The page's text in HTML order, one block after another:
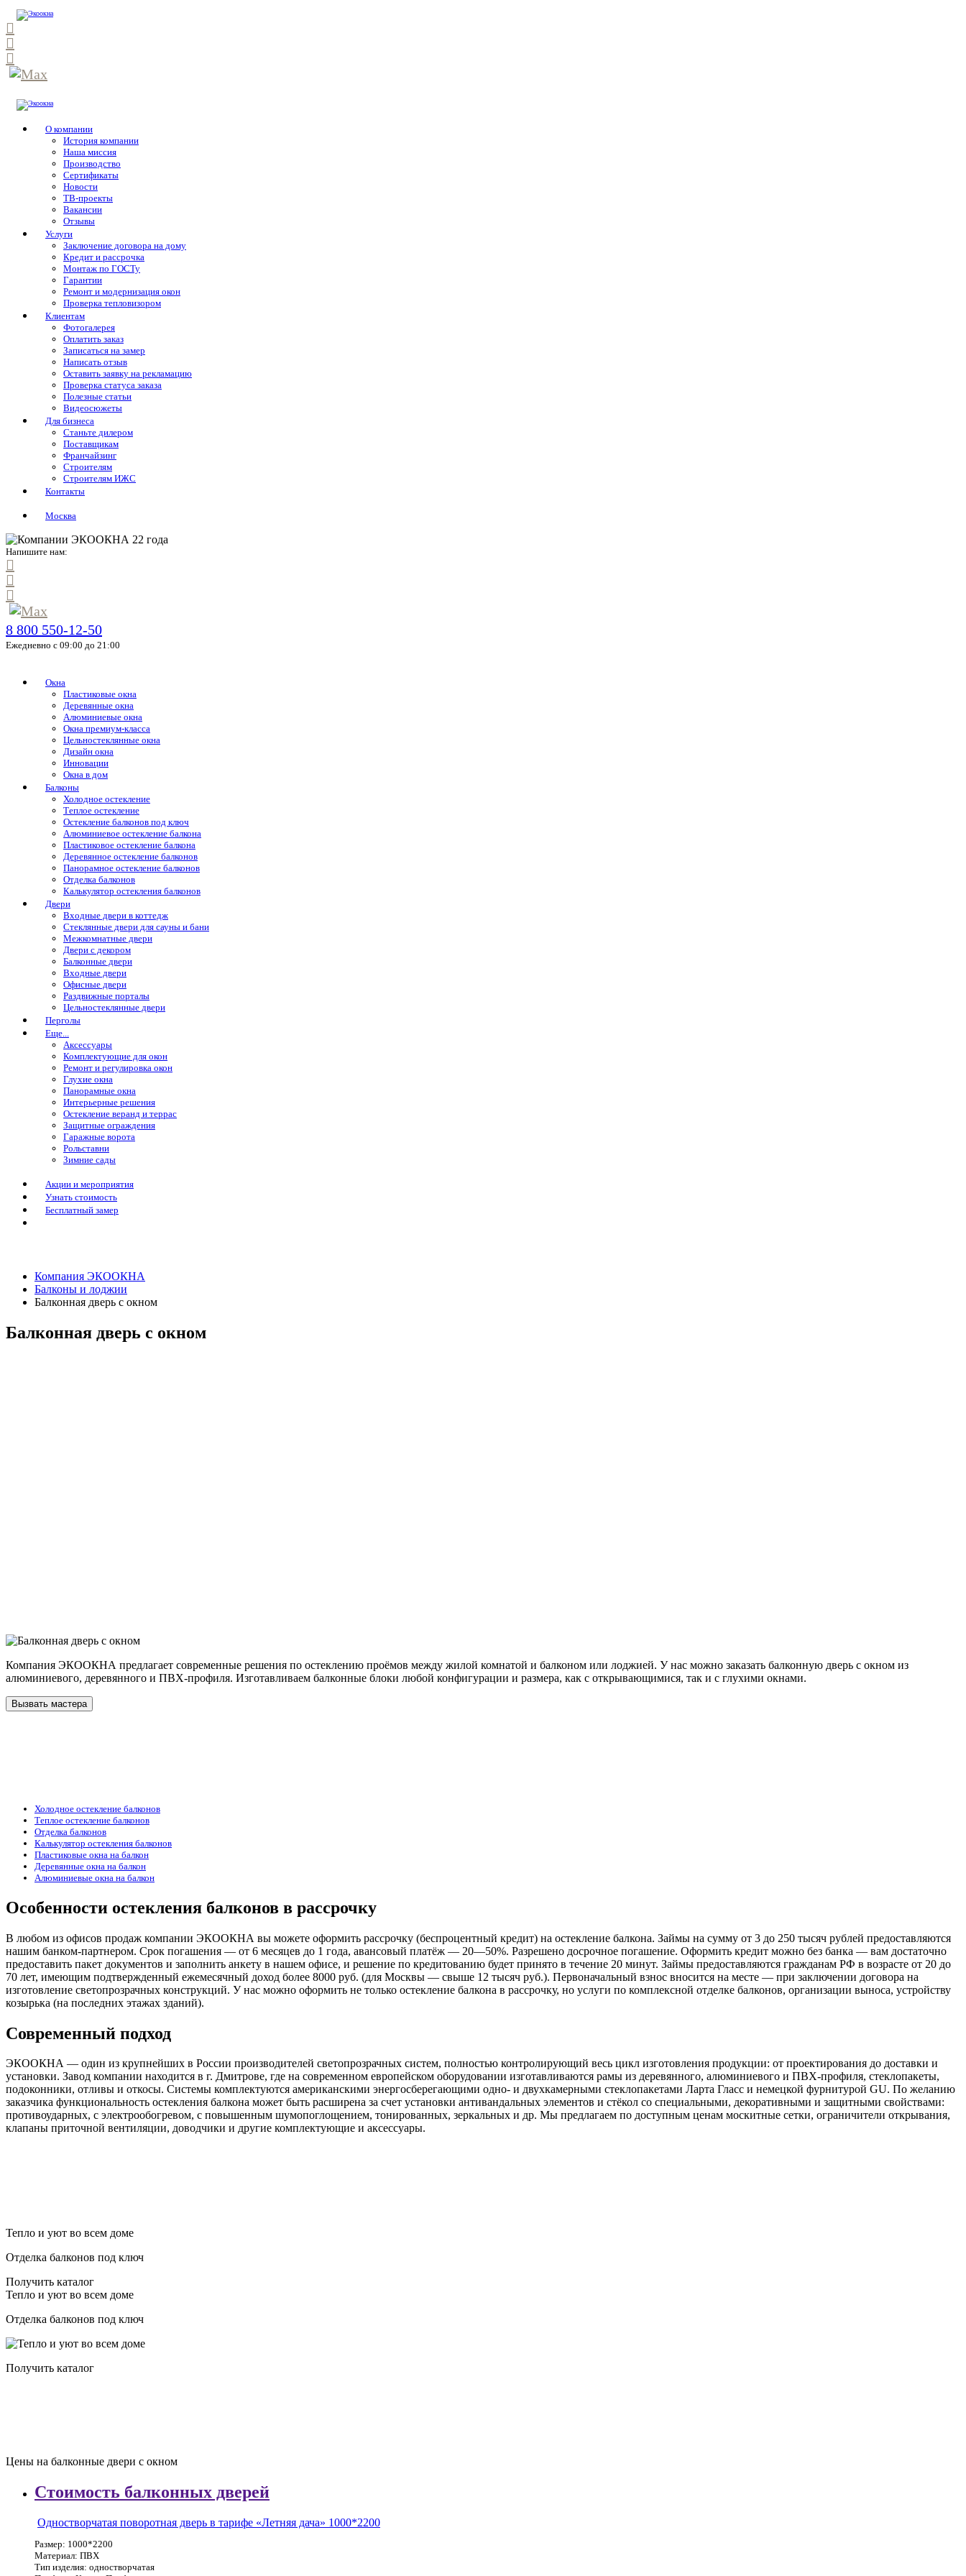
О компании
История компании
Наша миссия
Производство
Сертификаты
Новости
ТВ-проекты
Вакансии
Отзывы
Услуги
Заключение договора на дому
Кредит и рассрочка
Монтаж по ГОСТу
Гарантии
Ремонт и модернизация окон
Проверка тепловизором
Клиентам
Фотогалерея
Оплатить заказ
Записаться на замер
Написать отзыв
Оставить заявку на рекламацию
Проверка статуса заказа
Полезные статьи
Видеосюжеты
Для бизнеса
Станьте дилером
Поставщикам
Франчайзинг
Строителям
Строителям ИЖС
Контакты
Москва
Напишите нам:
8 800 550-12-50
Ежедневно с 09:00 до 21:00
Окна
Пластиковые окна
Деревянные окна
Алюминиевые окна
Окна премиум-класса
Цельностеклянные окна
Дизайн окна
Инновации
Окна в дом
Балконы
Холодное остекление
Теплое остекление
Остекление балконов под ключ
Алюминиевое остекление балкона
Пластиковое остекление балкона
Деревянное остекление балконов
Панорамное остекление балконов
Отделка балконов
Калькулятор остекления балконов
Двери
Входные двери в коттедж
Стеклянные двери для сауны и бани
Межкомнатные двери
Двери с декором
Балконные двери
Входные двери
Офисные двери
Раздвижные порталы
Цельностеклянные двери
Перголы
Еще...
Аксессуары
Комплектующие для окон
Ремонт и регулировка окон
Глухие окна
Панорамные окна
Интерьерные решения
Остекление веранд и террас
Защитные ограждения
Гаражные ворота
Рольставни
Зимние сады
Акции и мероприятия
Узнать стоимость
Бесплатный замер
Компания ЭКООКНА
Балконы и лоджии
Балконная дверь с окном
Балконная дверь с окном
Компания ЭКООКНА предлагает современные решения по остеклению проёмов между жилой комнатой и балконом или лоджией. У нас можно заказать балконную дверь с окном из
алюминиевого, деревянного и ПВХ-профиля. Изготавливаем балконные блоки любой конфигурации и размера, как с открывающимися, так и с глухими окнами.
Вызвать мастера
Холодное остекление балконов
Теплое остекление балконов
Отделка балконов
Калькулятор остекления балконов
Пластиковые окна на балкон
Деревянные окна на балкон
Алюминиевые окна на балкон
Особенности остекления балконов в рассрочку
В любом из офисов продаж компании ЭКООКНА вы можете оформить рассрочку (беспроцентный кредит) на остекление балкона. Займы на сумму от 3 до 250 тысяч рублей предоставляются
нашим банком-партнером. Срок погашения — от 6 месяцев до 1 года, авансовый платёж — 20—50%. Разрешено досрочное погашение. Оформить кредит можно без банка — вам достаточно
предоставить пакет документов и заполнить анкету в нашем офисе, и решение по кредитованию будет принято в течение 20 минут. Займы предоставляются гражданам РФ в возрасте от 20 до
70 лет, имеющим подтвержденный ежемесячный доход более 8000 руб. (для Москвы — свыше 12 тысяч руб.). Первоначальный взнос вносится на месте — при заключении договора на
изготовление светопрозрачных конструкций. У нас можно оформить не только остекление балкона в рассрочку, но услуги по комплексной отделке балконов, организации выноса, устройству
козырька (на последних этажах зданий).
Современный подход
ЭКООКНА — один из крупнейших в России производителей светопрозрачных систем, полностью контролирующий весь цикл изготовления продукции: от проектирования до доставки и
установки. Завод компании находится в г. Дмитрове, где на современном европейском оборудовании изготавливаются рамы из деревянного, алюминиевого и ПВХ-профиля, стеклопакеты,
подоконники, отливы и откосы. Системы комплектуются американскими энергосберегающими одно- и двухкамерными стеклопакетами Ларта Гласс и немецкой фурнитурой GU. По желанию
заказчика функциональность остекления балкона может быть расширена за счет установки антивандальных элементов и стёкол со специальными, декоративными и защитными свойствами:
противоударных, с электрообогревом, с повышенным шумопоглощением, тонированных, зеркальных и др. Мы предлагаем по доступным ценам москитные сетки, ограничители открывания,
клапаны приточной вентиляции, доводчики и другие комплектующие и аксессуары.
Тепло и уют во всем доме
Отделка балконов под ключ
Получить каталог
Тепло и уют во всем доме
Отделка балконов под ключ
Получить каталог
Цены на балконные двери с окном
Стоимость балконных дверей
Одностворчатая поворотная дверь в тарифе «Летняя дача» 1000*2200
Размер: 1000*2200
Материал: ПВХ
Тип изделия: одностворчатая